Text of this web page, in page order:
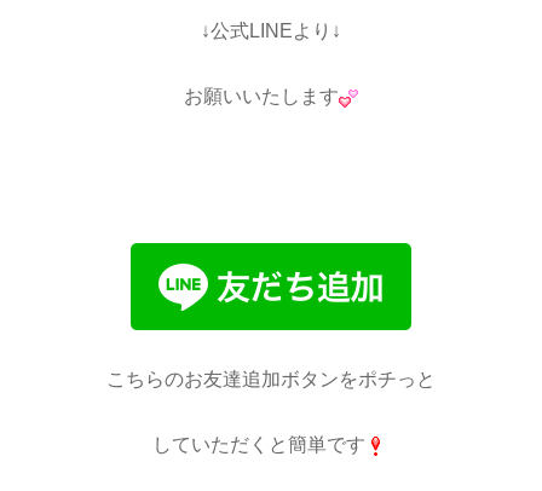
↓公式LINEより↓
お願いいたします
こちらのお友達追加ボタンをポチっと
していただくと簡単です